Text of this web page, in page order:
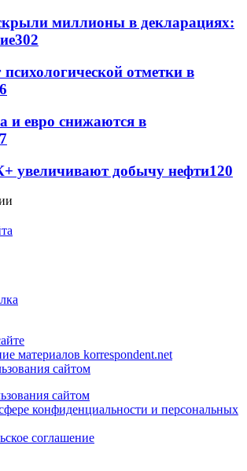
миллионы в декларациях:
302
отметки в
и евро снижаются в
увеличивают добычу нефти120
материалов korrespondent.net
сайтом
сайтом
конфиденциальности и персональных
соглашение